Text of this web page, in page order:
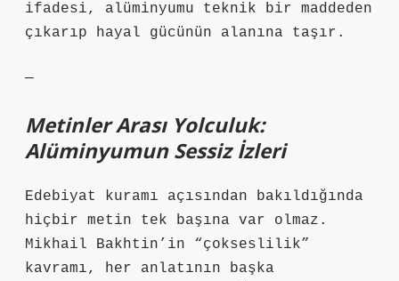
ifadesi, alüminyumu teknik bir maddeden
çıkarıp hayal gücünün alanına taşır.
—
Metinler Arası Yolculuk:
Alüminyumun Sessiz İzleri
Edebiyat kuramı açısından bakıldığında
hiçbir metin tek başına var olmaz.
Mikhail Bakhtin’in “çokseslilik”
kavramı, her anlatının başka